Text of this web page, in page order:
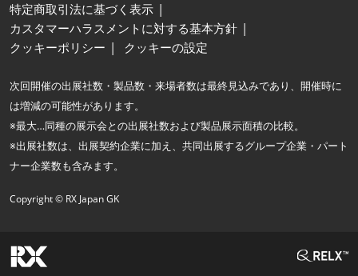
特定商取引法に基づく表示
カスタマーハラスメントに対する基本方針
クッキーポリシー
クッキーの設定
次回開催の出展社数・製品数・来場者数は最終見込みであり、開催時に
は増減の可能性があります。
※最大…同種の展示会との出展社数および製品展示面積の比較。
※出展社数は、出展契約企業に加え、共同出展するグループ企業・パート
ナー企業数も含みます。
Copyright © RX Japan GK